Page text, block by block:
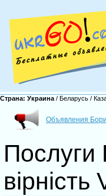
Страна: Украина / Беларусь /
Объявления